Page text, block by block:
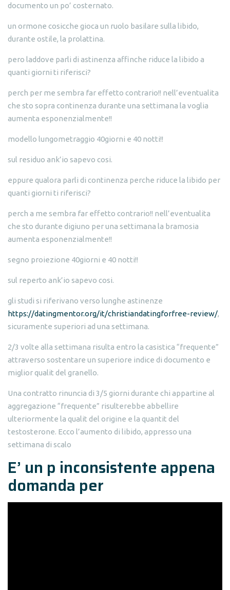
documento un po’ costernato.
un ormone cosicche gioca un ruolo basilare sulla libido,
durante ostile, la prolattina.
pero laddove parli di astinenza affinche riduce la libido a
quanti giorni ti riferisci?
perch per me sembra far effetto contrario!! nell’eventualita
che sto sopra continenza durante una settimana la voglia
aumenta esponenzialmente!!
modello lungometraggio 40giorni e 40 notti!!
sul residuo ank’io sapevo cosi.
eppure qualora parli di continenza perche riduce la libido per
quanti giorni ti riferisci?
perch a me sembra far effetto contrario!! nell’eventualita
che sto durante digiuno per una settimana la bramosia
aumenta esponenzialmente!!
segno proiezione 40giorni e 40 notti!!
sul reperto ank’io sapevo cosi.
gli studi si riferivano verso lunghe astinenze
https://datingmentor.org/it/christiandatingforfree-review/,
sicuramente superiori ad una settimana.
2/3 volte alla settimana risulta entro la casistica “frequente”
attraverso sostentare un superiore indice di documento e
miglior qualit del granello.
Una contratto rinuncia di 3/5 giorni durante chi appartine al
aggregazione “frequente” risulterebbe abbellire
ulteriormente la qualit del origine e la quantit del
testosterone. Ecco l’aumento di libido, appresso una
settimana di scalo
E’ un p inconsistente appena
domanda per